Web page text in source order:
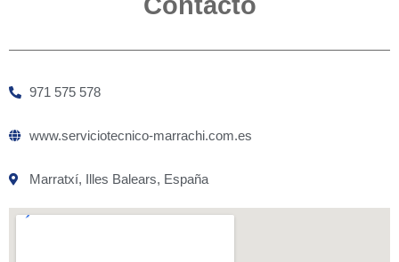
971 575 578
www.serviciotecnico-marrachi.com.es
Marratxí, Illes Balears, España